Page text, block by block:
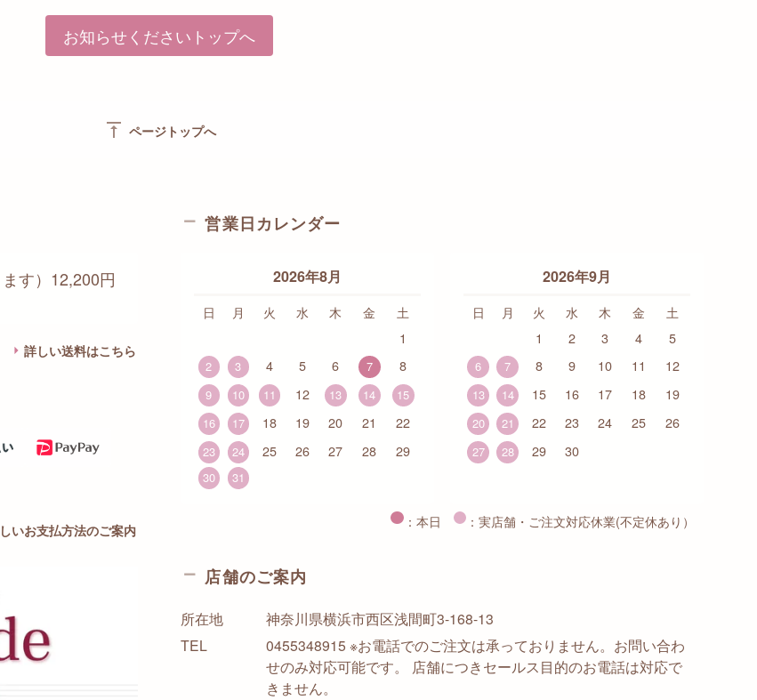
お知らせくださいトップへ
vertical_align_top ページトップへ
す）12,200円
詳しい送料はこちら
いお支払方法のご案内
営業日カレンダー
2026年8月
日 月 火 水 木 金
土
1
2 3 4 5 6 7 8
9 10 11 12 13 14
15
16
17 18 19 20 21 22
23 24 25 26 27 28 29
30 31
2026年9月
日 月 火 水 木 金
土
1
2 3 4 5
6 7 8 9 10 11 12
13 14 15 16 17 18 19
20 21 22 23 24 25 26
27 28 29 30
：本日 ：実店舗・ご注文対応休業(不定休あり）
店舗のご案内
所在地
神奈川県横浜市西区浅間町3-168-13
TEL
0455348915 ※お電話でのご注文は承っておりません。お問い合わ
せのみ対応可能です。 店舗につきセールス目的のお電話は対応で
きません。